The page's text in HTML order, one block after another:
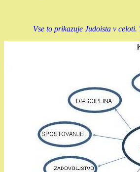
Vse to prikazuje Judoista v celoti.